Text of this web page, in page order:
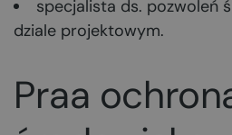
specjalista ds. pozwoleń
dziale projektowym.
Praa